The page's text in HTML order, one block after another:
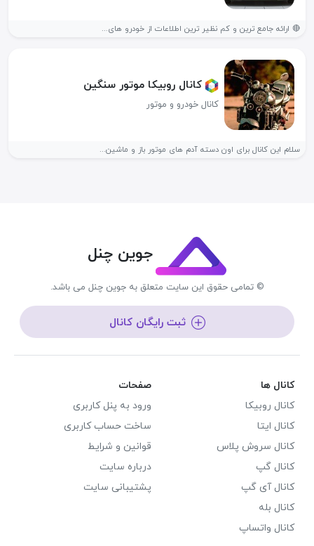
🔴 ارائه جامع ترین و کم نظیر ترین اطلاعات از خودرو های...
کانال روبیکا موتور سنگین
کانال خودرو و موتور
سلام این کانال برای اون دسته آدم های موتور باز و ماشین...
جوین چنل
© تمامی حقوق این سایت متعلق به جوین چنل می باشد.
ثبت رایگان کانال
کانال ها
کانال روبیکا
کانال ایتا
کانال سروش پلاس
کانال گپ
کانال آی گپ
کانال بله
کانال واتساپ
صفحات
ورود به پنل کاربری
ساخت حساب کاربری
قوانین و شرایط
درباره سایت
پشتیبانی سایت